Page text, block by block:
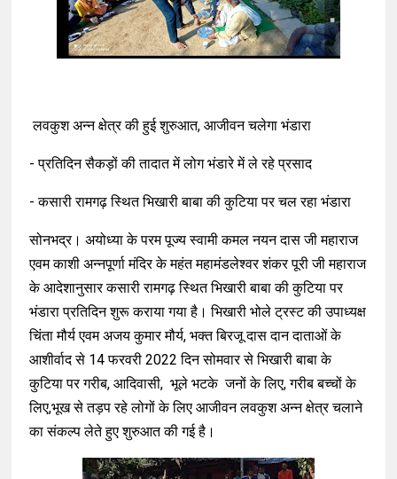
लवकुश अन्न क्षेत्र की हुई शुरुआत, आजीवन चलेगा भंडारा
- प्रतिदिन सैकड़ों की तादात में लोग भंडारे में ले रहे प्रसाद
- कसारी रामगढ़ स्थित भिखारी बाबा की कुटिया पर चल रहा भंडारा
सोनभद्र। अयोध्या के परम पूज्य स्वामी कमल नयन दास जी महाराज
एवम काशी अन्नपूर्णा मंदिर के महंत महामंडलेश्वर शंकर पूरी जी महाराज
के आदेशानुसार कसारी रामगढ़ स्थित भिखारी बाबा की कुटिया पर
भंडारा प्रतिदिन शुरू कराया गया है। भिखारी भोले ट्रस्ट की उपाध्यक्ष
चिंता मौर्य एवम अजय कुमार मौर्य, भक्त बिरजू दास दान दाताओं के
आशीर्वाद से 14 फरवरी 2022 दिन सोमवार से भिखारी बाबा के
कुटिया पर गरीब, आदिवासी, भूले भटके जनों के लिए, गरीब बच्चों के
लिए,भूख से तड़प रहे लोगों के लिए आजीवन लवकुश अन्न क्षेत्र चलाने
का संकल्प लेते हुए शुरुआत की गई है।